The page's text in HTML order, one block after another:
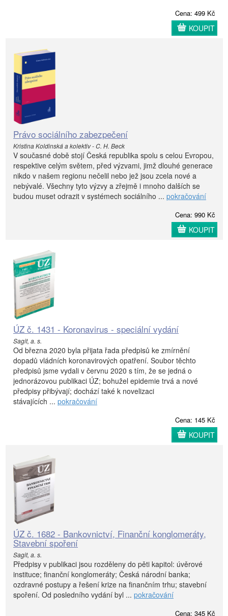
Cena: 499 Kč
KOUPIT
Právo sociálního zabezpečení
Kristina Koldinská a kolektiv - C. H. Beck
V současné době stojí Česká republika spolu s celou Evropou,
respektive celým světem, před výzvami, jimž dlouhé generace
nikdo v našem regionu nečelil nebo jež jsou zcela nové a
nebývalé. Všechny tyto výzvy a zřejmě i mnoho dalších se
budou muset odrazit v systémech sociálního ... pokračování
Cena: 990 Kč
KOUPIT
ÚZ č. 1431 - Koronavirus - speciální vydání
Sagit, a. s.
Od března 2020 byla přijata řada předpisů ke zmírnění
dopadů vládních koronavirových opatření. Soubor těchto
předpisů jsme vydali v červnu 2020 s tím, že se jedná o
jednorázovou publikaci ÚZ; bohužel epidemie trvá a nové
předpisy přibývají; dochází také k novelizaci
stávajících ... pokračování
Cena: 145 Kč
KOUPIT
ÚZ č. 1682 - Bankovnictví, Finanční konglomeráty,
Stavební spoření
Sagit, a. s.
Předpisy v publikaci jsou rozděleny do pěti kapitol: úvěrové
instituce; finanční konglomeráty; Česká národní banka;
ozdravné postupy a řešení krize na finančním trhu; stavební
spoření. Od posledního vydání byl ... pokračování
Cena: 345 Kč